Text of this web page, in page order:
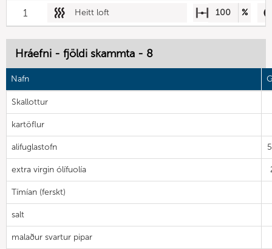
1 Heitt loft 100 %
Hráefni - fjöldi skammta - 8
Nafn
Skallottur
kartöflur
alifuglastofn
extra virgin ólífuolía
Tímían (ferskt)
salt
malaður svartur pipar